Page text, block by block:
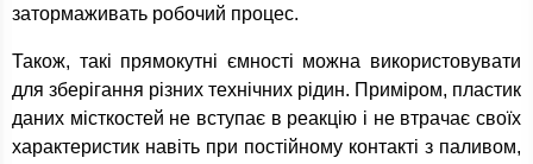
затормаживать робочий процес.
Також, такі прямокутні ємності можна використовувати
для зберігання різних технічних рідин. Приміром, пластик
даних місткостей не вступає в реакцію і не втрачає своїх
характеристик навіть при постійному контакті з паливом,